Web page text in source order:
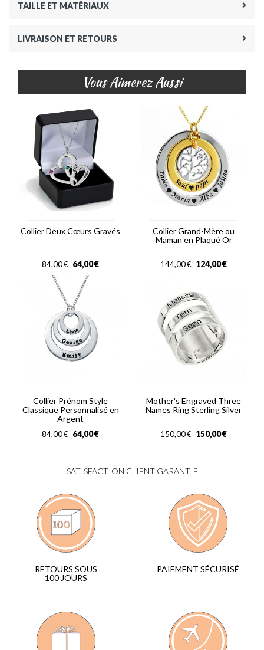
TAILLE ET MATÉRIAUX
LIVRAISON ET RETOURS
Vous Aimerez Aussi
Collier Deux Cœurs Gravés
€
84,00 €
64,00
Collier Grand-Mère ou
Maman en Plaqué Or
€
144,00 €
124,00
Collier Prénom Style
Classique Personnalisé en
Argent
€
84,00 €
64,00
Mother's Engraved Three
Names Ring Sterling Silver
€
150,00 €
150,00
SATISFACTION CLIENT GARANTIE
RETOURS SOUS
100 JOURS
PAIEMENT SÉCURISÉ